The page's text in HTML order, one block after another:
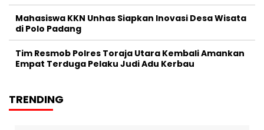
Mahasiswa KKN Unhas Siapkan Inovasi Desa Wisata
di Polo Padang
Tim Resmob Polres Toraja Utara Kembali Amankan
Empat Terduga Pelaku Judi Adu Kerbau
TRENDING